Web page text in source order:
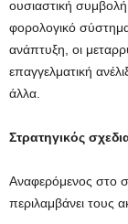
ουσιαστική
φορολογικό
ανάπτυξη, οι
επαγγελματική
άλλα.
Στρατηγικός
Αναφερόμενος στο
περιλαμβάνει τους